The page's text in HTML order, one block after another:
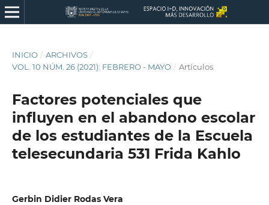
INICIO / ARCHIVOS /
VOL. 10 NÚM. 26 (2021): FEBRERO - MAYO / Artículos
Factores potenciales que
influyen en el abandono escolar
de los estudiantes de la Escuela
telesecundaria 531 Frida Kahlo
Gerbin Didier Rodas Vera